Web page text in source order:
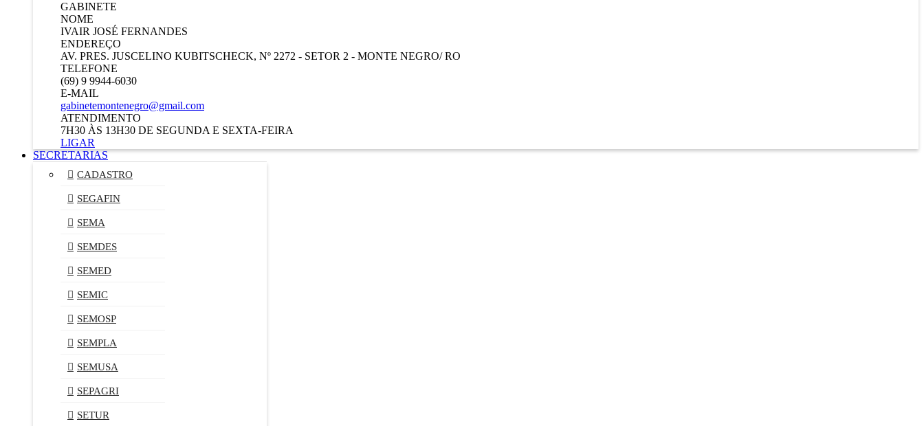
GABINETE
NOME
IVAIR JOSÉ FERNANDES
ENDEREÇO
AV. PRES. JUSCELINO KUBITSCHECK, Nº 2272 - SETOR 2 - MONTE NEGRO/ RO
TELEFONE
(69) 9 9944-6030
E-MAIL
gabinetemontenegro@gmail.com
ATENDIMENTO
7H30 ÀS 13H30 DE SEGUNDA E SEXTA-FEIRA
LIGAR
SECRETARIAS
CADASTRO
SEGAFIN
SEMA
SEMDES
SEMED
SEMIC
SEMOSP
SEMPLA
SEMUSA
SEPAGRI
SETUR